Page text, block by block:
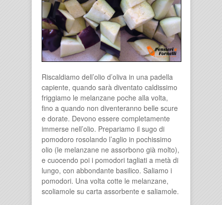
Riscaldiamo dell’olio d’oliva in una padella
capiente, quando sarà diventato caldissimo
friggiamo le melanzane poche alla volta,
fino a quando non diventeranno belle scure
e dorate. Devono essere completamente
immerse nell’olio. Prepariamo il sugo di
pomodoro rosolando l’aglio in pochissimo
olio (le melanzane ne assorbono già molto),
e cuocendo poi i pomodori tagliati a metà di
lungo, con abbondante basilico. Saliamo i
pomodori. Una volta cotte le melanzane,
scoliamole su carta assorbente e saliamole.